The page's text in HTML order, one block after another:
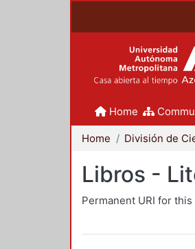
Home
Home
Libros -
Permanent URI for